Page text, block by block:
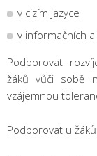
v cizím jazyce
v informačních
Podporovat
žáků vůči sobě
vzájemnou
Podporovat u